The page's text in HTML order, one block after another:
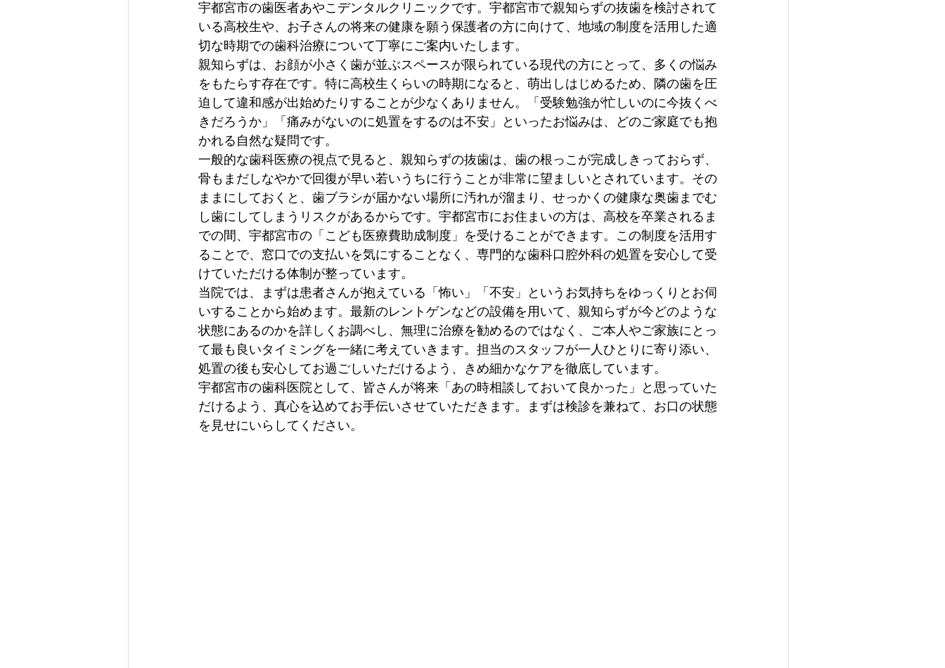
宇都宮市の歯医者あやこデンタルクリニックです。宇都宮市で親知らずの抜歯を検討されて
いる高校生や、お子さんの将来の健康を願う保護者の方に向けて、地域の制度を活用した適
切な時期での歯科治療について丁寧にご案内いたします。
親知らずは、お顔が小さく歯が並ぶスペースが限られている現代の方にとって、多くの悩み
をもたらす存在です。特に高校生くらいの時期になると、萌出しはじめるため、隣の歯を圧
迫して違和感が出始めたりすることが少なくありません。「受験勉強が忙しいのに今抜くべ
きだろうか」「痛みがないのに処置をするのは不安」といったお悩みは、どのご家庭でも抱
かれる自然な疑問です。
一般的な歯科医療の視点で見ると、親知らずの抜歯は、歯の根っこが完成しきっておらず、
骨もまだしなやかで回復が早い若いうちに行うことが非常に望ましいとされています。その
ままにしておくと、歯ブラシが届かない場所に汚れが溜まり、せっかくの健康な奥歯までむ
し歯にしてしまうリスクがあるからです。宇都宮市にお住まいの方は、高校を卒業されるま
での間、宇都宮市の「こども医療費助成制度」を受けることができます。この制度を活用す
ることで、窓口での支払いを気にすることなく、専門的な歯科口腔外科の処置を安心して受
けていただける体制が整っています。
当院では、まずは患者さんが抱えている「怖い」「不安」というお気持ちをゆっくりとお伺
いすることから始めます。最新のレントゲンなどの設備を用いて、親知らずが今どのような
状態にあるのかを詳しくお調べし、無理に治療を勧めるのではなく、ご本人やご家族にとっ
て最も良いタイミングを一緒に考えていきます。担当のスタッフが一人ひとりに寄り添い、
処置の後も安心してお過ごしいただけるよう、きめ細かなケアを徹底しています。
宇都宮市の歯科医院として、皆さんが将来「あの時相談しておいて良かった」と思っていた
だけるよう、真心を込めてお手伝いさせていただきます。まずは検診を兼ねて、お口の状態
を見せにいらしてください。